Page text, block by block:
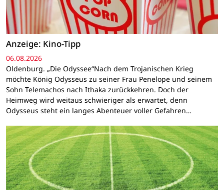
Anzeige: Kino-Tipp
06.08.2026
Oldenburg. „Die Odyssee“Nach dem Trojanischen Krieg
möchte König Odysseus zu seiner Frau Penelope und seinem
Sohn Telemachos nach Ithaka zurückkehren. Doch der
Heimweg wird weitaus schwieriger als erwartet, denn
Odysseus steht ein langes Abenteuer voller Gefahren…